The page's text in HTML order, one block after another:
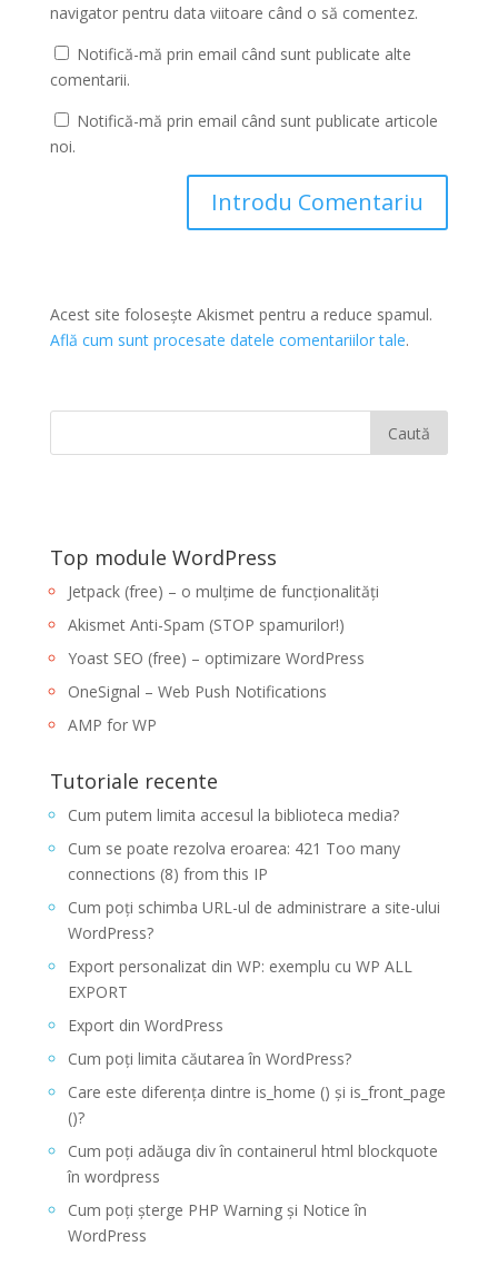
navigator pentru data viitoare când o să comentez.
Notifică-mă prin email când sunt publicate alte
comentarii.
Notifică-mă prin email când sunt publicate articole
noi.
Acest site folosește Akismet pentru a reduce spamul.
Află cum sunt procesate datele comentariilor tale.
Top module WordPress
Jetpack (free) – o mulțime de funcționalități
Akismet Anti-Spam (STOP spamurilor!)
Yoast SEO (free) – optimizare WordPress
OneSignal – Web Push Notifications
AMP for WP
Tutoriale recente
Cum putem limita accesul la biblioteca media?
Cum se poate rezolva eroarea: 421 Too many
connections (8) from this IP
Cum poți schimba URL-ul de administrare a site-ului
WordPress?
Export personalizat din WP: exemplu cu WP ALL
EXPORT
Export din WordPress
Cum poți limita căutarea în WordPress?
Care este diferența dintre is_home () și is_front_page
()?
Cum poți adăuga div în containerul html blockquote
în wordpress
Cum poți șterge PHP Warning și Notice în
WordPress